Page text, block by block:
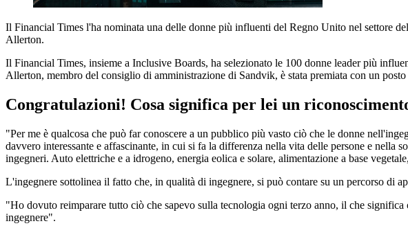
Il Financial Times l'ha nominata una delle donne più influenti del Regno Unito nel settore
Allerton.
Il Financial Times, insieme a Inclusive Boards, ha selezionato le 100 donne leader più
Allerton, membro del consiglio di amministrazione di Sandvik, è stata premiata con un
Congratulazioni! Cosa significa per lei un
"Per me è qualcosa che può far conoscere a un pubblico più vasto ciò che le donne
davvero interessante e affascinante, in cui si fa la differenza nella vita delle persone e
ingegneri. Auto elettriche e a idrogeno, energia eolica e solare, alimentazione a base
L'ingegnere sottolinea il fatto che, in qualità di ingegnere, si può contare su un percorso di
"Ho dovuto reimparare tutto ciò che sapevo sulla tecnologia ogni terzo anno, il che
ingegnere".